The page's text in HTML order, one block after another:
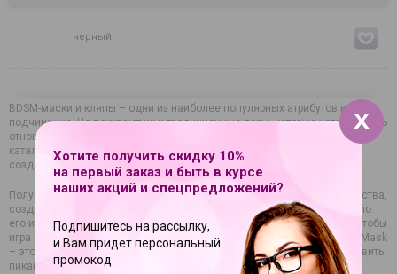
черный
BDSM-маски и кляпы – одни из наиболее популярных атрибутов игр в
подчинение. Но покупают их и традиционные пары, которые хотят вернуть
отношениям прежнюю остроту или поэкспериментировать. В нашем
каталоге представлен богатый ассортимент данных аксессуаров,
созданных брендами с мировым именем.
Полушлем с кошачьими ушками Cat Mask – товар безупречного качества,
созданный из безопасного для здоровья материала. Главное правило
его использования – следить за реакцией и поведением партнера, чтобы
игра доставляла удовольствие. Полушлем с кошачьими ушками Cat Mask
– это возможность выйти за границы, установленные вами же, добавить
пикантности в интимную близость, познать острое наслаждение, о
Хотите получить скидку 10%
на первый заказ и быть в курсе
наших акций и спецпредложений?
Подпишитесь на рассылку,
и Вам придет персональный
промокод